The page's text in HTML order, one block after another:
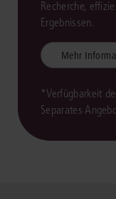
Recherche,
Ergebnissen.
Mehr
*Verfügbarkeit
Separates